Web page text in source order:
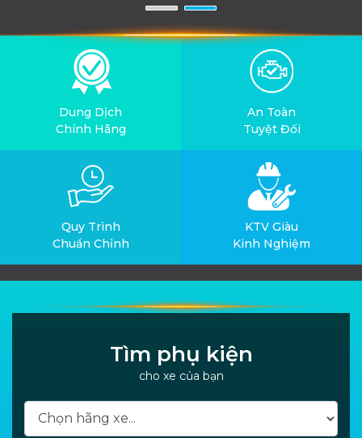
Dung Dịch
Chính Hãng
An Toàn
Tuyệt Đối
Quy Trình
Chuẩn Chỉnh
KTV Giàu
Kinh Nghiệm
Tìm phụ kiện
cho xe của bạn